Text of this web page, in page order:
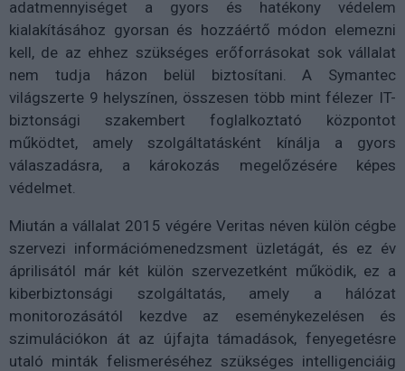
adatmennyiséget a gyors és hatékony védelem
kialakításához gyorsan és hozzáértő módon elemezni
kell, de az ehhez szükséges erőforrásokat sok vállalat
nem tudja házon belül biztosítani. A Symantec
világszerte 9 helyszínen, összesen több mint félezer IT-
biztonsági szakembert foglalkoztató központot
működtet, amely szolgáltatásként kínálja a gyors
válaszadásra, a károkozás megelőzésére képes
védelmet.
Miután a vállalat 2015 végére Veritas néven külön cégbe
szervezi információmenedzsment üzletágát, és ez év
áprilisától már két külön szervezetként működik, ez a
kiberbiztonsági szolgáltatás, amely a hálózat
monitorozásától kezdve az eseménykezelésen és
szimulációkon át az újfajta támadások, fenyegetésre
utaló minták felismeréséhez szükséges intelligenciáig